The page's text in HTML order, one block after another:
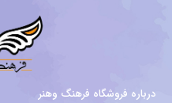
درباره فروشگاه فرهنگ وهنر